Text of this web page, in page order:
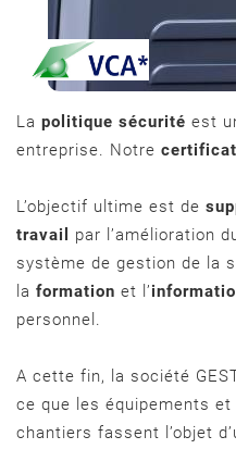
La politique sécurité est
entreprise. Notre
L’objectif ultime est de
travail
par l’amélioration
système de gestion de la
la formation et l’
personnel.
A cette fin, la société
ce que les équipements
chantiers fassent l’objet